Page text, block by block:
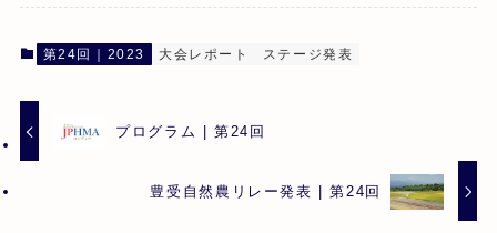
第24回｜2023 大会レポート ステージ発表
プログラム | 第24回
豊受自然農リレー発表 | 第24回